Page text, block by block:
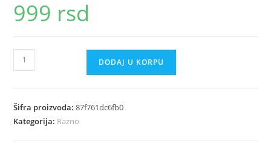
999 rsd
BUSINESS
rokovnik
crveni
količina
DODAJ U KORPU
Šifra proizvoda:87f761dc6fb0
Kategorija: Razno